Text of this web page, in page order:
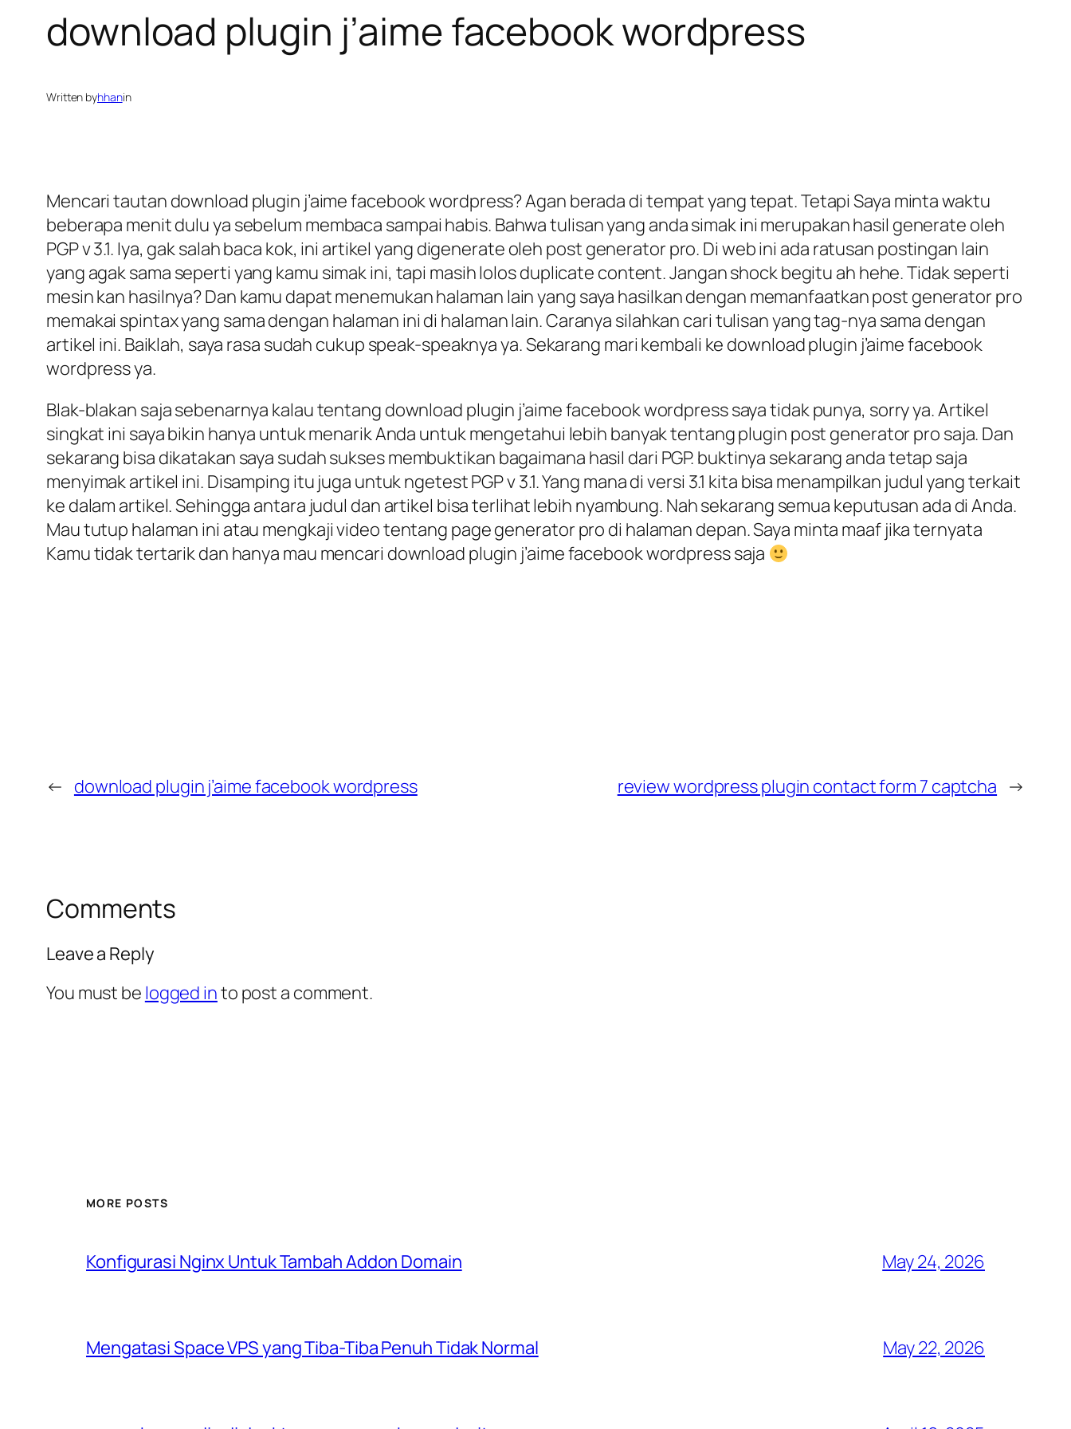
download plugin j’aime facebook wordpress
Written byhhanin
Mencari tautan download plugin j’aime facebook wordpress? Agan berada di tempat yang tepat. Tetapi Saya minta waktu
beberapa menit dulu ya sebelum membaca sampai habis. Bahwa tulisan yang anda simak ini merupakan hasil generate oleh
PGP v 3.1. Iya, gak salah baca kok, ini artikel yang digenerate oleh post generator pro. Di web ini ada ratusan postingan lain
yang agak sama seperti yang kamu simak ini, tapi masih lolos duplicate content. Jangan shock begitu ah hehe. Tidak seperti
mesin kan hasilnya? Dan kamu dapat menemukan halaman lain yang saya hasilkan dengan memanfaatkan post generator pro
memakai spintax yang sama dengan halaman ini di halaman lain. Caranya silahkan cari tulisan yang tag-nya sama dengan
artikel ini. Baiklah, saya rasa sudah cukup speak-speaknya ya. Sekarang mari kembali ke download plugin j’aime facebook
wordpress ya.
Blak-blakan saja sebenarnya kalau tentang download plugin j’aime facebook wordpress saya tidak punya, sorry ya. Artikel
singkat ini saya bikin hanya untuk menarik Anda untuk mengetahui lebih banyak tentang plugin post generator pro saja. Dan
sekarang bisa dikatakan saya sudah sukses membuktikan bagaimana hasil dari PGP. buktinya sekarang anda tetap saja
menyimak artikel ini. Disamping itu juga untuk ngetest PGP v 3.1. Yang mana di versi 3.1 kita bisa menampilkan judul yang terkait
ke dalam artikel. Sehingga antara judul dan artikel bisa terlihat lebih nyambung. Nah sekarang semua keputusan ada di Anda.
Mau tutup halaman ini atau mengkaji video tentang page generator pro di halaman depan. Saya minta maaf jika ternyata
Kamu tidak tertarik dan hanya mau mencari download plugin j’aime facebook wordpress saja
← download plugin j’aime facebook wordpress review wordpress plugin contact form 7 captcha →
Comments
Leave a Reply
You must be logged into post a comment.
MORE POSTS
Konfigurasi Nginx Untuk Tambah Addon Domain May 24, 2026
Mengatasi Space VPS yang Tiba-Tiba Penuh Tidak Normal May 22, 2026